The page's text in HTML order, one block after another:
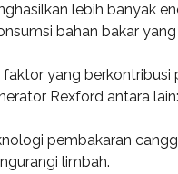
lebih banyak
bahan bakar
faktor yang berkontribusi
Rexford antara lain:
pembakaran
limbah.